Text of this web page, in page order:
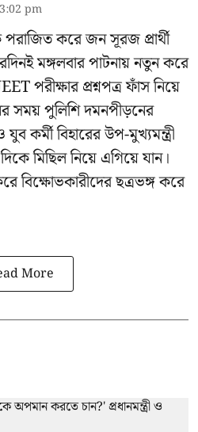
pm
পরাজিত করে জন সূরজ প্রার্থী
মঙ্গলবার পাটনায় নতুন করে
পরীক্ষার প্রশ্নপত্র ফাঁস নিয়ে
সময় পুলিশি দমনপীড়নের
যুব কর্মী বিহারের উপ-মুখ্যমন্ত্রী
মিছিল নিয়ে এগিয়ে যান।
বিক্ষোভকারীদের ছত্রভঙ্গ করে
More